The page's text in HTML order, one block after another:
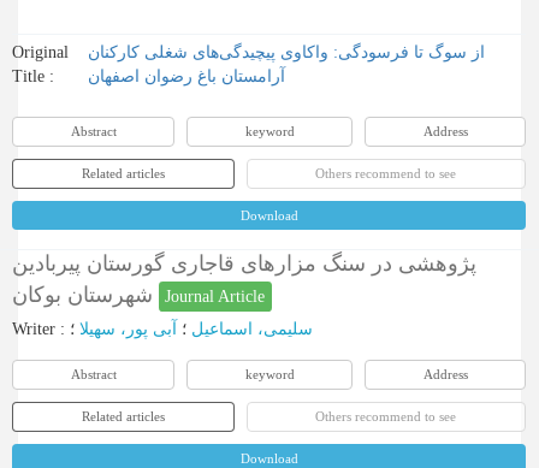
Original
Title :
از سوگ تا فرسودگی: واکاوی پیچیدگی‌های شغلی کارکنان
آرامستان باغ رضوان اصفهان
Abstract keyword Address
Related articles Others recommend to see
Download
پژوهشی در سنگ مزارهای قاجاری گورستان پیربادین
Journal Article
Writer : سلیمی، اسماعیل ؛ آبی پور، سهیلا ؛
Abstract keyword Address
Related articles Others recommend to see
Download